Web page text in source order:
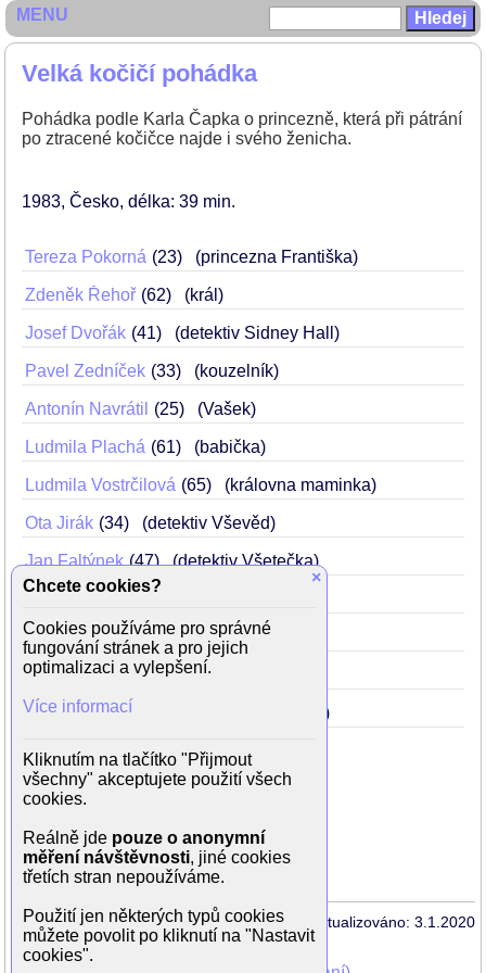
Velká kočičí pohádka
Pohádka podle Karla Čapka o princezně, která při pátrání
po ztracené kočičce najde i svého ženicha.
1983 Česko délka: 39 min
Tereza Pokorná 23 (princezna Františka)
Zdeněk Řehoř 62 (král)
Josef Dvořák 41 (detektiv Sidney Hall)
Pavel Zedníček 33 (kouzelník)
Antonín Navrátil 25 (Vašek)
Ludmila Plachá 61 (babička)
Ludmila Vostrčilová 65 (královna maminka)
Ota Jirák 34 (detektiv Vševěd)
Jan Faltýnek 47 (detektiv Všetečka)
Zuzana Šavrdová 38 (dvorní dáma)
Kateřina Lírová 32 (dvorní dáma)
Martina Hudečková (dvorní dáma)
Režie: Libuše Koutná
Scénář: Eva Košlerová
Kamera: Věra Štinglová
Hudba: Vadim Petrov
Aktualizováno: 3.1.2020
MENU
×
Chcete cookies?
Cookies používáme pro správné
fungování stránek a pro jejich
optimalizaci a vylepšení.
Více informací
Kliknutím na tlačítko "Přijmout
všechny" akceptujete použití všech
cookies.
Reálně jde pouze o anonymní
měření návštěvnosti, jiné cookies
třetích stran nepoužíváme.
Použití jen některých typů cookies
můžete povolit po kliknutí na "Nastavit
cookies".